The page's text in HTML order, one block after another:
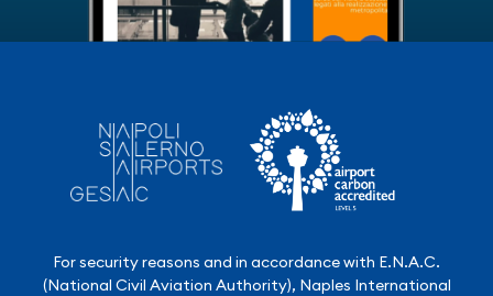
For security reasons and in accordance with E.N.A.C.
(National Civil Aviation Authority), Naples International